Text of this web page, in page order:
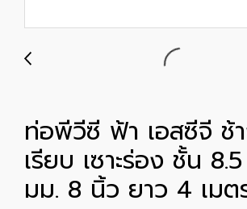
ท่อพีวีซี ฟ้า เอสซีจี ช้
เรียบ เซาะร่อง ชั้น
มม. 8 นิ้ว ยาว 4 เมต